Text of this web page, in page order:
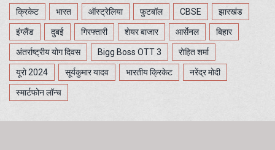
क्रिकेट भारत ऑस्ट्रेलिया फुटबॉल CBSE झारखंड
इंग्लैंड दुबई गिरफ्तारी शेयर बाजार आर्सेनल बिहार
अंतर्राष्ट्रीय योग दिवस Bigg Boss OTT 3 रोहित शर्मा
यूरो 2024 सूर्यकुमार यादव भारतीय क्रिकेट नरेंद्र मोदी
स्मार्टफोन लॉन्च